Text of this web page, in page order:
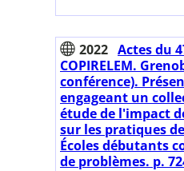
2022 Actes du
COPIRELEM.
conférence).
engageant un
étude de l'impact
sur les pratiques
Écoles débutants
de problèmes. p.